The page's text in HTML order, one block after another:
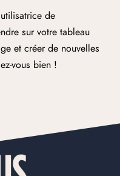
de
sur votre tableau
et créer de nouvelles
vous bien !